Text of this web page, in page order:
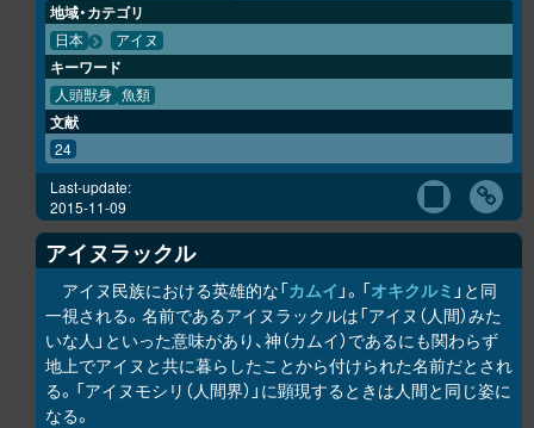
地域・カテゴリ
日本 アイヌ
キーワード
人頭獣身 魚類
文献
24
Last-update:
2015-11-09
アイヌラックル
アイヌ民族における英雄的な「カムイ 」。「オキクルミ 」と同
一視される。名前であるアイヌラックルは「アイヌ（人間）みた
いな人」といった意味があり、神（カムイ）であるにも関わらず
地上でアイヌと共に暮らしたことから付けられた名前だとされ
る。「アイヌモシ リ （人間界）」に顕現するときは人間と同じ姿に
なる。